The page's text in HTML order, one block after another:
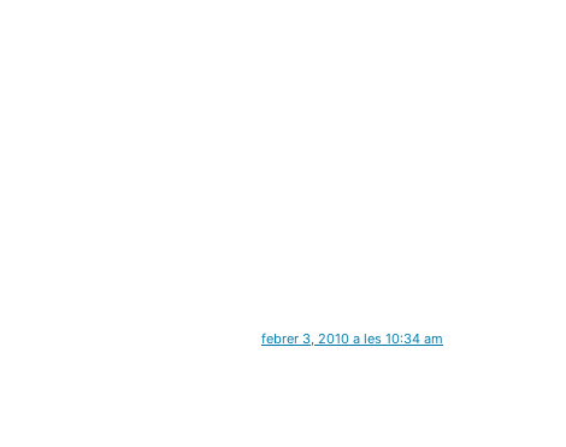
febrer 3, 2010 a les 10:34 am